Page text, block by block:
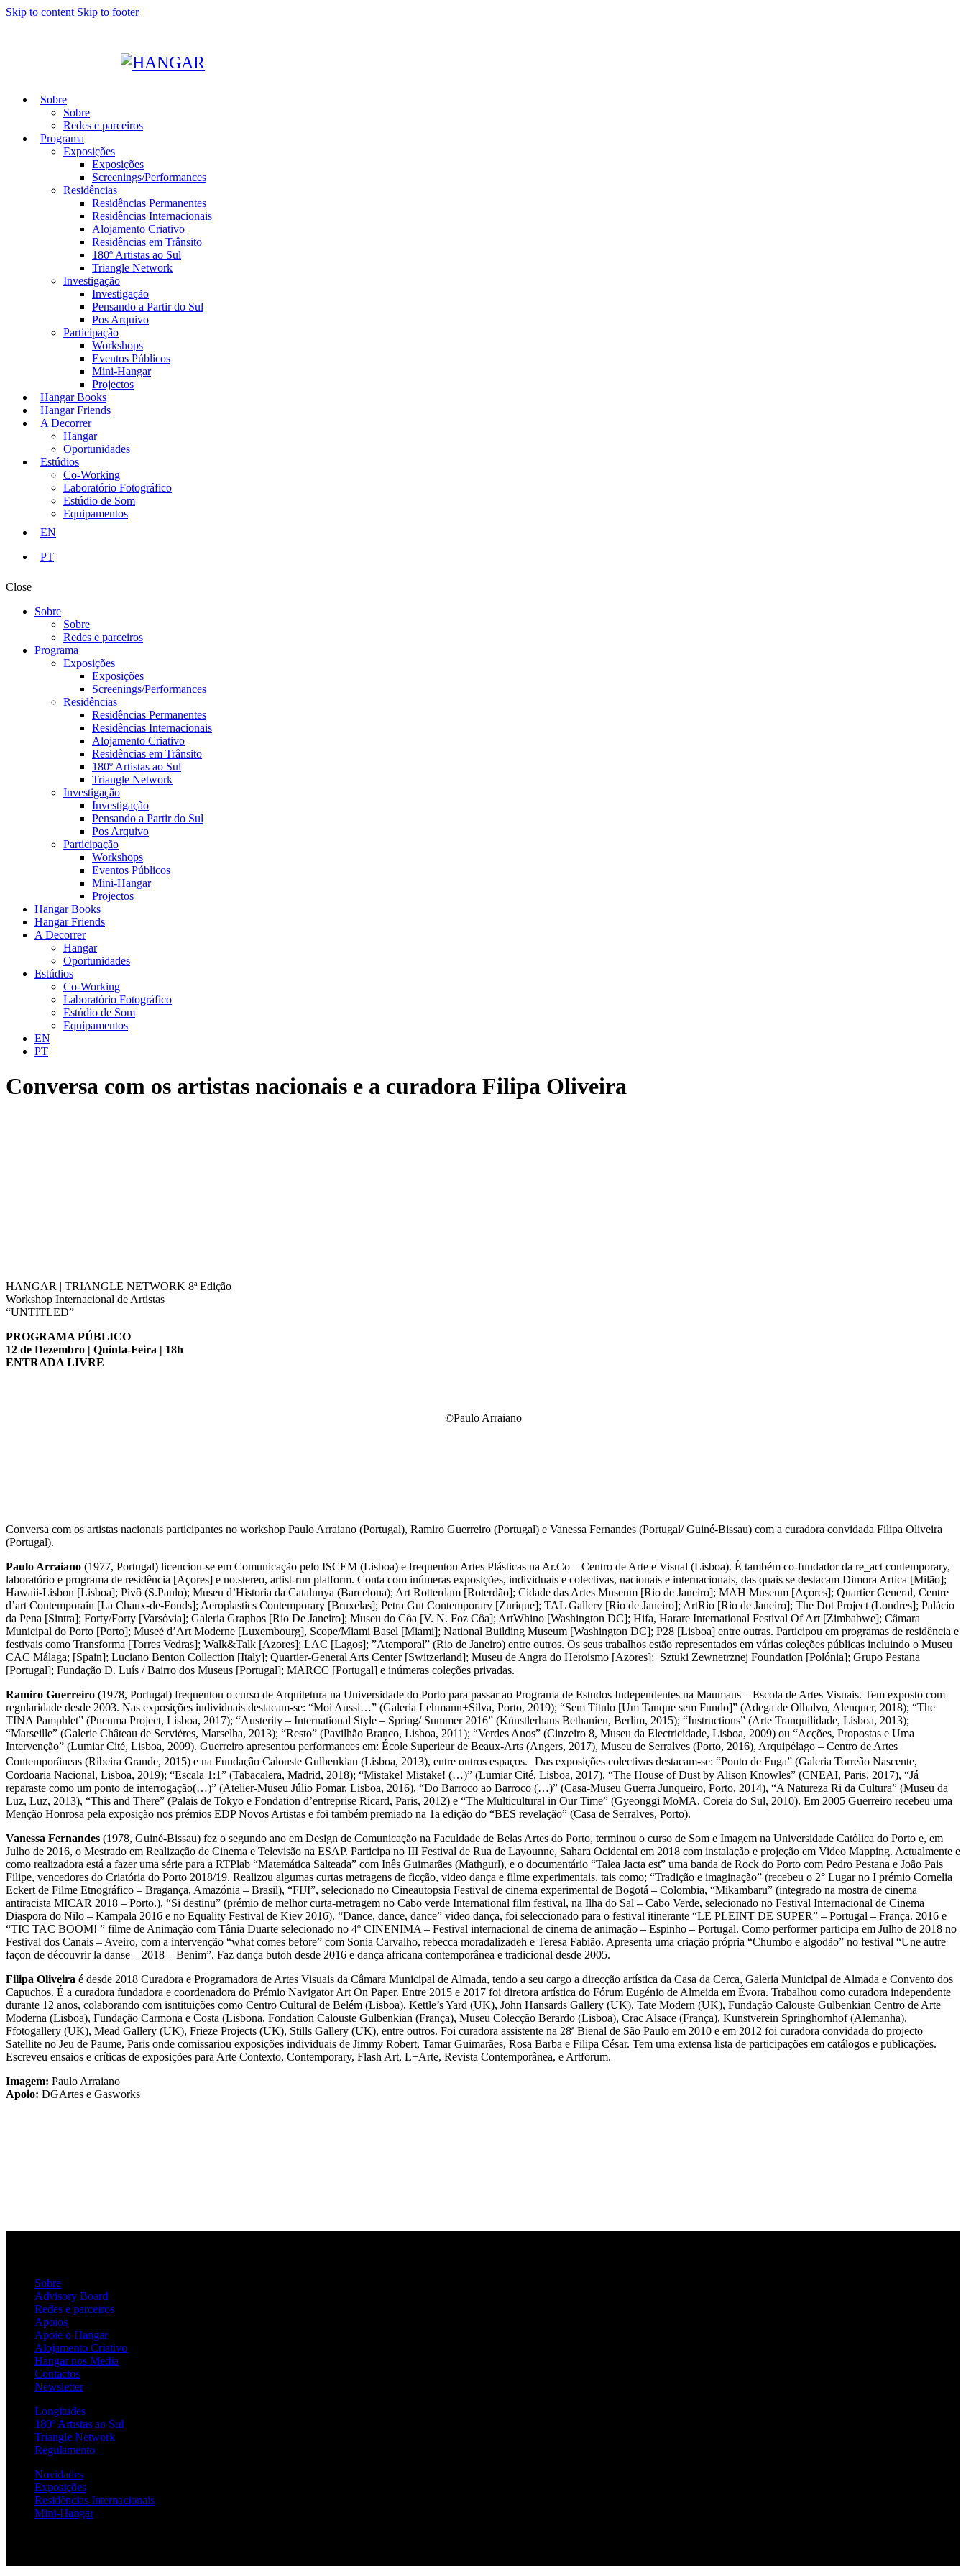
Skip to content Skip to footer
Sobre
Sobre
Redes e parceiros
Programa
Exposições
Exposições
Screenings/Performances
Residências
Residências Permanentes
Residências Internacionais
Alojamento Criativo
Residências em Trânsito
180º Artistas ao Sul
Triangle Network
Investigação
Investigação
Pensando a Partir do Sul
Pos Arquivo
Participação
Workshops
Eventos Públicos
Mini-Hangar
Projectos
Hangar Books
Hangar Friends
A Decorrer
Hangar
Oportunidades
Estúdios
Co-Working
Laboratório Fotográfico
Estúdio de Som
Equipamentos
EN
PT
Close
Sobre
Sobre
Redes e parceiros
Programa
Exposições
Exposições
Screenings/Performances
Residências
Residências Permanentes
Residências Internacionais
Alojamento Criativo
Residências em Trânsito
180º Artistas ao Sul
Triangle Network
Investigação
Investigação
Pensando a Partir do Sul
Pos Arquivo
Participação
Workshops
Eventos Públicos
Mini-Hangar
Projectos
Hangar Books
Hangar Friends
A Decorrer
Hangar
Oportunidades
Estúdios
Co-Working
Laboratório Fotográfico
Estúdio de Som
Equipamentos
EN
PT
Conversa com os artistas nacionais e a curadora Filipa Oliveira
HANGAR | TRIANGLE NETWORK 8ª Edição
Workshop Internacional de Artistas
“UNTITLED”
PROGRAMA PÚBLICO
12 de Dezembro | Quinta-Feira | 18h
ENTRADA LIVRE
©Paulo Arraiano
Conversa com os artistas nacionais participantes no workshop Paulo Arraiano (Portugal), Ramiro Guerreiro (Portugal) e Vanessa Fernandes (Portugal/ Guiné-Bissau) com a curadora convidada Filipa Oliveira
(Portugal).
Paulo Arraiano (1977, Portugal) licenciou-se em Comunicação pelo ISCEM (Lisboa) e frequentou Artes Plásticas na Ar.Co – Centro de Arte e Visual (Lisboa). É também co-fundador da re_act contemporary,
laboratório e programa de residência [Açores] e no.stereo, artist-run platform. Conta com inúmeras exposições, individuais e colectivas, nacionais e internacionais, das quais se destacam Dimora Artica [Milão];
Hawaii-Lisbon [Lisboa]; Pivô (S.Paulo); Museu d’Historia da Catalunya (Barcelona); Art Rotterdam [Roterdão]; Cidade das Artes Museum [Rio de Janeiro]; MAH Museum [Açores]; Quartier General, Centre
d’art Contemporain [La Chaux-de-Fonds]; Aeroplastics Contemporary [Bruxelas]; Petra Gut Contemporary [Zurique]; TAL Gallery [Rio de Janeiro]; ArtRio [Rio de Janeiro]; The Dot Project (Londres]; Palácio
da Pena [Sintra]; Forty/Forty [Varsóvia]; Galeria Graphos [Rio De Janeiro]; Museu do Côa [V. N. Foz Côa]; ArtWhino [Washington DC]; Hifa, Harare International Festival Of Art [Zimbabwe]; Câmara
Municipal do Porto [Porto]; Museé d’Art Moderne [Luxembourg], Scope/Miami Basel [Miami]; National Building Museum [Washington DC]; P28 [Lisboa] entre outras. Participou em programas de residência e
festivais como Transforma [Torres Vedras]; Walk&Talk [Azores]; LAC [Lagos]; ”Atemporal” (Rio de Janeiro) entre outros. Os seus trabalhos estão representados em várias coleções públicas incluindo o Museu
CAC Málaga; [Spain]; Luciano Benton Collection [Italy]; Quartier-General Arts Center [Switzerland]; Museu de Angra do Heroismo [Azores]; Sztuki Zewnetrznej Foundation [Polónia]; Grupo Pestana
[Portugal]; Fundação D. Luís / Bairro dos Museus [Portugal]; MARCC [Portugal] e inúmeras coleções privadas.
Ramiro Guerreiro (1978, Portugal) frequentou o curso de Arquitetura na Universidade do Porto para passar ao Programa de Estudos Independentes na Maumaus – Escola de Artes Visuais. Tem exposto com
regularidade desde 2003. Nas exposições individuais destacam-se: “Moi Aussi…” (Galeria Lehmann+Silva, Porto, 2019); “Sem Título [Um Tanque sem Fundo]” (Adega de Olhalvo, Alenquer, 2018); “The
TINA Pamphlet” (Pneuma Project, Lisboa, 2017); “Austerity – International Style – Spring/ Summer 2016” (Künstlerhaus Bethanien, Berlim, 2015); “Instructions” (Arte Tranquilidade, Lisboa, 2013);
“Marseille” (Galerie Château de Servières, Marselha, 2013); “Resto” (Pavilhão Branco, Lisboa, 2011); “Verdes Anos” (Cinzeiro 8, Museu da Electricidade, Lisboa, 2009) ou “Acções, Propostas e Uma
Intervenção” (Lumiar Cité, Lisboa, 2009). Guerreiro apresentou performances em: École Superieur de Beaux-Arts (Angers, 2017), Museu de Serralves (Porto, 2016), Arquipélago – Centro de Artes
Contemporâneas (Ribeira Grande, 2015) e na Fundação Calouste Gulbenkian (Lisboa, 2013), entre outros espaços. Das exposições colectivas destacam-se: “Ponto de Fuga” (Galeria Torreão Nascente,
Cordoaria Nacional, Lisboa, 2019); “Escala 1:1” (Tabacalera, Madrid, 2018); “Mistake! Mistake! (…)” (Lumiar Cité, Lisboa, 2017), “The House of Dust by Alison Knowles” (CNEAI, Paris, 2017), “Já
reparaste como um ponto de interrogação(…)” (Atelier-Museu Júlio Pomar, Lisboa, 2016), “Do Barroco ao Barroco (…)” (Casa-Museu Guerra Junqueiro, Porto, 2014), “A Natureza Ri da Cultura” (Museu da
Luz, Luz, 2013), “This and There” (Palais de Tokyo e Fondation d’entreprise Ricard, Paris, 2012) e “The Multicultural in Our Time” (Gyeonggi MoMA, Coreia do Sul, 2010). Em 2005 Guerreiro recebeu uma
Menção Honrosa pela exposição nos prémios EDP Novos Artistas e foi também premiado na 1a edição do “BES revelação” (Casa de Serralves, Porto).
Vanessa Fernandes (1978, Guiné-Bissau) fez o segundo ano em Design de Comunicação na Faculdade de Belas Artes do Porto, terminou o curso de Som e Imagem na Universidade Católica do Porto e, em
Julho de 2016, o Mestrado em Realização de Cinema e Televisão na ESAP. Participa no III Festival de Rua de Layounne, Sahara Ocidental em 2018 com instalação e projeção em Video Mapping. Actualmente e
como realizadora está a fazer uma série para a RTPlab “Matemática Salteada” com Inês Guimarães (Mathgurl), e o documentário “Talea Jacta est” uma banda de Rock do Porto com Pedro Pestana e João Pais
Filipe, vencedores do Criatória do Porto 2018/19. Realizou algumas curtas metragens de ficção, video dança e filme experimentais, tais como; “Tradição e imaginação” (recebeu o 2° Lugar no I prémio Cornelia
Eckert de Filme Etnográfico – Bragança, Amazónia – Brasil), “FIJI”, selecionado no Cineautopsia Festival de cinema experimental de Bogotá – Colombia, “Mikambaru” (integrado na mostra de cinema
antiracista MICAR 2018 – Porto.), “Si destinu” (prémio de melhor curta-metragem no Cabo verde International film festival, na Ilha do Sal – Cabo Verde, selecionado no Festival Internacional de Cinema
Diaspora do Nilo – Kampala 2016 e no Equality Festival de Kiev 2016). “Dance, dance, dance” video dança, foi seleccionado para o festival itinerante “LE PLEINT DE SUPER” – Portugal – França. 2016 e
“TIC TAC BOOM! ” filme de Animação com Tânia Duarte selecionado no 4º CINENIMA – Festival internacional de cinema de animação – Espinho – Portugal. Como performer participa em Julho de 2018 no
Festival dos Canais – Aveiro, com a intervenção “what comes before” com Sonia Carvalho, rebecca moradalizadeh e Teresa Fabião. Apresenta uma criação própria “Chumbo e algodão” no festival “Une autre
façon de découvrir la danse – 2018 – Benim”. Faz dança butoh desde 2016 e dança africana contemporânea e tradicional desde 2005.
Filipa Oliveira é desde 2018 Curadora e Programadora de Artes Visuais da Câmara Municipal de Almada, tendo a seu cargo a direcção artística da Casa da Cerca, Galeria Municipal de Almada e Convento dos
Capuchos. É a curadora fundadora e coordenadora do Prémio Navigator Art On Paper. Entre 2015 e 2017 foi diretora artística do Fórum Eugénio de Almeida em Évora. Trabalhou como curadora independente
durante 12 anos, colaborando com isntituições como Centro Cultural de Belém (Lisboa), Kettle’s Yard (UK), John Hansards Gallery (UK), Tate Modern (UK), Fundação Calouste Gulbenkian Centro de Arte
Moderna (Lisboa), Fundação Carmona e Costa (Lisbona, Fondation Calouste Gulbenkian (França), Museu Colecção Berardo (Lisboa), Crac Alsace (França), Kunstverein Springhornhof (Alemanha),
Ffotogallery (UK), Mead Gallery (UK), Frieze Projects (UK), Stills Gallery (UK), entre outros. Foi curadora assistente na 28ª Bienal de São Paulo em 2010 e em 2012 foi curadora convidada do projecto
Satellite no Jeu de Paume, Paris onde comissariou exposições individuais de Jimmy Robert, Tamar Guimarães, Rosa Barba e Filipa César. Tem uma extensa lista de participações em catálogos e publicações.
Escreveu ensaios e críticas de exposições para Arte Contexto, Contemporary, Flash Art, L+Arte, Revista Contemporânea, e Artforum.
Imagem: Paulo Arraiano
Apoio: DGArtes e Gasworks
Sobre
Advisory Board
Redes e parceiros
Apoios
Apoie o Hangar
Alojamento Criativo
Hangar nos Media
Contactos
Newsletter
Longitudes
180º Artistas ao Sul
Triangle Network
Regulamento
Novidades
Exposições
Residências Internacionais
Mini-Hangar